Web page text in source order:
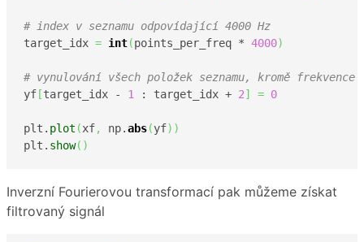
# index v seznamu odpovídající 4000 Hz
target_idx = int(points_per_freq * 4000)
# vynulování všech položek seznamu, kromě frekvence
yf [target_idx - 1 : target_idx + 2] = 0
plt. plot (xf, np.abs(yf) )
plt. show( )
Inverzní Fourierovou transformací pak můžeme získat
filtrovaný signál